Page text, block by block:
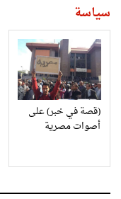
سياسة
(قصة في خبر) على
أصوات مصرية